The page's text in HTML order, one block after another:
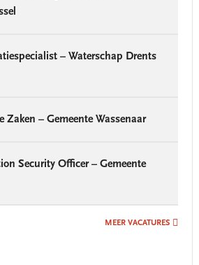
– Waterschap Drents
Zaken – Gemeente Wassenaar
Security Officer – Gemeente
MEER VACATURES